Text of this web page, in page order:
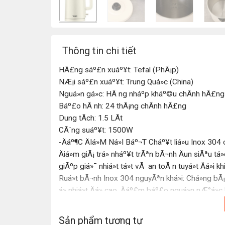
Thông tin chi tiết
HÃ£ng sáº£n xuáº¥t: Tefal (PhÃ¡p)
NÆ¡i sáº£n xuáº¥t: Trung Quá»c (China)
Nguá»n gá»c: HÃ ng nháº­p kháº©u chÃ­nh hÃ£ng
Báº£o hÃ nh: 24 thÃ¡ng chÃ­nh hÃ£ng
Dung tÃ­ch: 1.5 LÃ­t
CÃ´ng suáº¥t: 1500W
-Äáº¶C ÄIá»M Ná»I Báº¬T Cháº¥t liá»u Inox
Äiá»m giÃ¡ trá» nháº¥t trÃªn bÃ¬nh Äun siÃªu
giÃºp giá»¯ nhiá»t tá»t vÃ an toÃ n tuyá»t Äá»i
Ruá»t bÃ¬nh Inox 304 nguyÃªn khá»i: Chá»ng
á» nhiá»t Äá» cao. Äáº£m báº£o nguá»n
Vá» nhá»±a cÃ¡ch nhiá»t cao cáº¥p: Lá»p vá»
ran khi nÆ°á»c sÃ´i. Báº¡n cÃ³ thá» vÃ´ tÃ¬nh
Sản phẩm tương tự